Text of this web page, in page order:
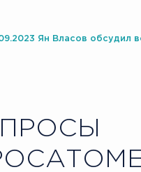
Ян Власов обсудил